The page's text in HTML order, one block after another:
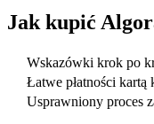
Jak kupić
Wskazówki krok po
Łatwe płatności kartą
Usprawniony proces